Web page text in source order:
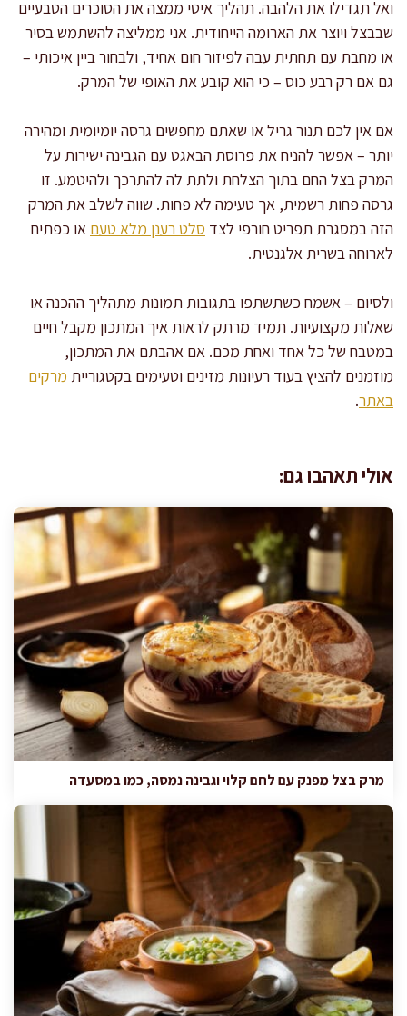
ואל תגדילו את הלהבה. תהליך איטי ממצה את הסוכרים הטבעיים
שבבצל ויוצר את הארומה הייחודית. אני ממליצה להשתמש בסיר
או מחבת עם תחתית עבה לפיזור חום אחיד, ולבחור ביין איכותי –
גם אם רק רבע כוס – כי הוא קובע את האופי של המרק.
אם אין לכם תנור גריל או שאתם מחפשים גרסה יומיומית ומהירה
יותר – אפשר להניח את פרוסת הבאגט עם הגבינה ישירות על
המרק בצל החם בתוך הצלחת ולתת לה להתרכך ולהיטמע. זו
גרסה פחות רשמית, אך טעימה לא פחות. שווה לשלב את המרק
הזה במסגרת תפריט חורפי לצד סלט רענן מלא טעם או כפתיח
לארוחה בשרית אלגנטית.
ולסיום – אשמח כשתשתפו בתגובות תמונות מתהליך ההכנה או
שאלות מקצועיות. תמיד מרתק לראות איך המתכון מקבל חיים
במטבח של כל אחד ואחת מכם. אם אהבתם את המתכון,
מוזמנים להציץ בעוד רעיונות מזינים וטעימים בקטגוריית מרקים
באתר.
אולי תאהבו גם:
מרק בצל מפנק עם לחם קלוי וגבינה נמסה, כמו במסעדה